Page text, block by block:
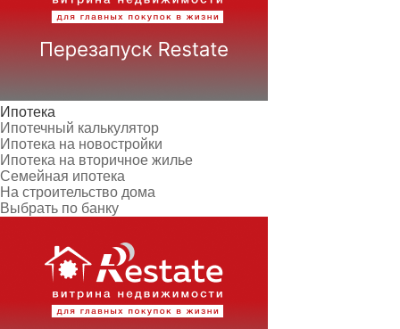
Ипотека
Ипотечный калькулятор
Ипотека на новостройки
Ипотека на вторичное жилье
Семейная ипотека
На строительство дома
Выбрать по банку